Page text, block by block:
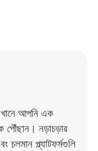
আপনি এক
পৌঁছান। নড়াচড়ার
প্ল্যাটফর্মগুলি